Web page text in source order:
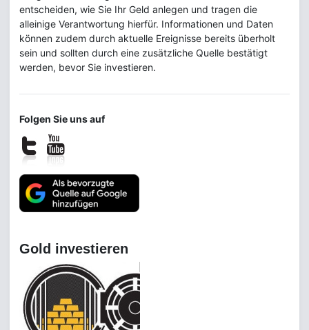
entscheiden, wie Sie Ihr Geld anlegen und tragen die
alleinige Verantwortung hierfür. Informationen und Daten
können zudem durch aktuelle Ereignisse bereits überholt
sein und sollten durch eine zusätzliche Quelle bestätigt
werden, bevor Sie investieren.
Folgen Sie uns auf
Gold investieren